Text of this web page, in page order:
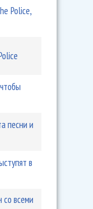
Police,
песни и
в
всеми